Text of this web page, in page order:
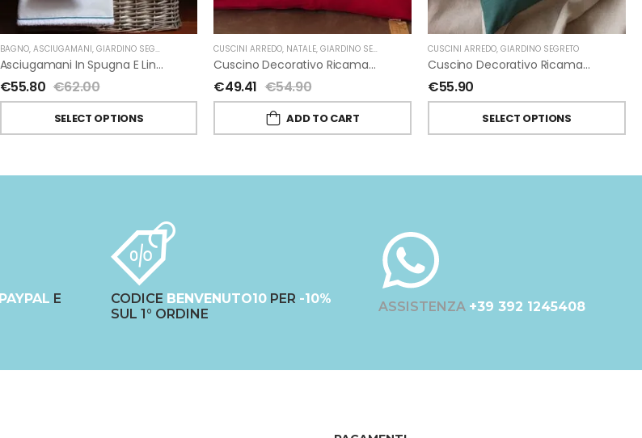
BAGNO, ASCIUGAMANI, GIARDINO SEGRETO
Asciugamani In Spugna E Lino Di Giardino Segreto
€55.80 €62.00
SELECT OPTIONS
CUSCINI ARREDO, NATALE,GIARDINO SEGRETO
Cuscino Decorativo Ricamato In Lino “Caro Babbo Natale…” Giardino Segreto
€49.41 €54.90
ADD TO CART
CUSCINI ARREDO,GIARDINO SEGRETO
Cuscino Decorativo Ricamato In Lino “Ma Che Freddo Fa” Giardino Segreto
€55.90
SELECT OPTIONS
PAYPAL E
CODICE BENVENUTO10 PER -10%
SUL 1° ORDINE
ASSISTENZA +39 392 1245408